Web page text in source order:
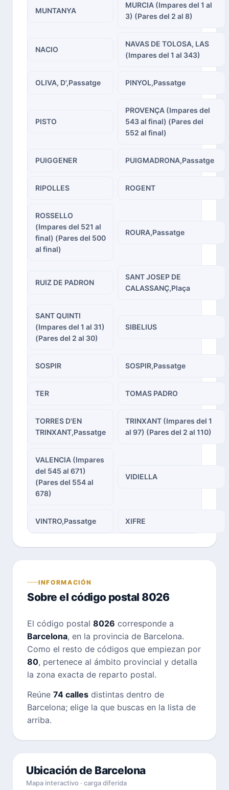
MUNTANYA
MURCIA (Impares del 1 al
3) (Pares del 2 al 8)
NACIO
NAVAS DE TOLOSA, LAS
(Impares del 1 al 343)
OLIVA, D',Passatge PINYOL,Passatge
PISTO
PROVENÇA (Impares del
543 al final) (Pares del
552 al final)
PUIGGENER PUIGMADRONA,Passatge
RIPOLLES ROGENT
ROSSELLO
(Impares del 521 al
final) (Pares del 500
al final)
ROURA,Passatge
RUIZ DE PADRON
SANT JOSEP DE
CALASSANÇ,Plaça
SANT QUINTI
(Impares del 1 al 31)
(Pares del 2 al 30)
SIBELIUS
SOSPIR SOSPIR,Passatge
TER TOMAS PADRO
TORRES D'EN
TRINXANT,Passatge
TRINXANT (Impares del 1
al 97) (Pares del 2 al 110)
VALENCIA (Impares
del 545 al 671)
(Pares del 554 al
678)
VIDIELLA
VINTRO,Passatge XIFRE
INFORMACIÓN
Sobre el código postal 8026
El código postal 8026 corresponde a
Barcelona, en la provincia de Barcelona.
Como el resto de códigos que empiezan por
80, pertenece al ámbito provincial y detalla
la zona exacta de reparto postal.
Reúne 74 calles distintas dentro de
Barcelona; elige la que buscas en la lista de
arriba.
Ubicación de Barcelona
Mapa interactivo · carga diferida